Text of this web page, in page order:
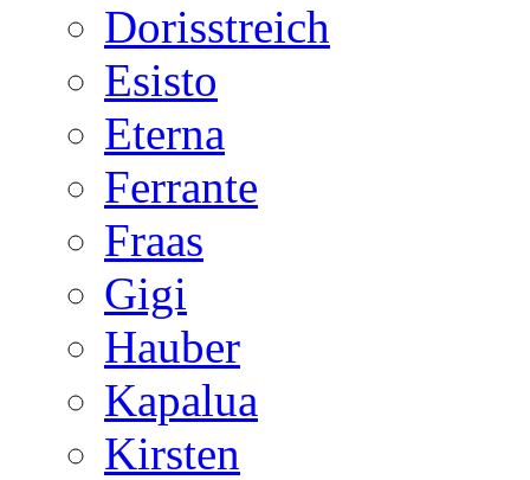
Dorisstreich
Esisto
Eterna
Ferrante
Fraas
Gigi
Hauber
Kapalua
Kirsten